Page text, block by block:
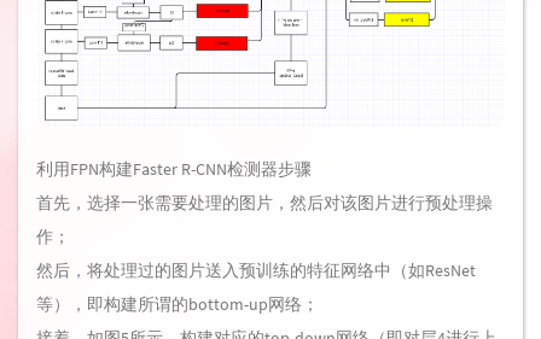
利用FPN构建Faster R-CNN检测器步骤
首先，选择一张需要处理的图片，然后对该图片进行预处理操
作；
然后，将处理过的图片送入预训练的特征网络中（如ResNet
等），即构建所谓的bottom-up网络；